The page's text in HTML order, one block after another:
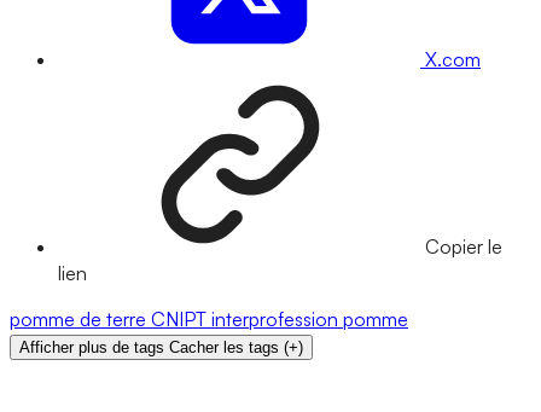
X.com
Copier le
lien
pomme de terre CNIPT interprofession pomme
Afficher plus de tags Cacher les tags (+)